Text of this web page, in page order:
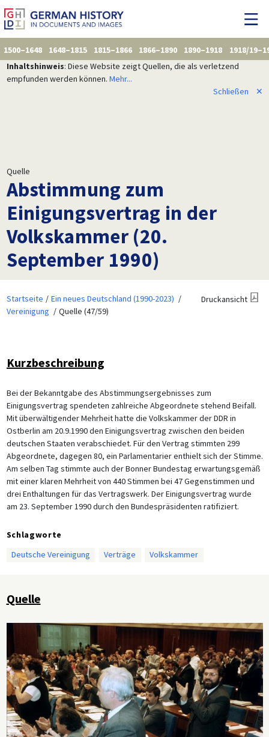
1500–1648 1648–1815 1815–1866 1866–1890 1890–1918
1918/
Inhaltshinweis: Diese Website zeigt Quellen, die als verletzend
empfunden werden können. Mehr...
Schließen
✕
Quelle
Abstimmung zum
Einigungsvertrag in der
Volkskammer (20.
September 1990)
Startseite
Ein neues Deutschland (1990-2023)
Vereinigung
Quelle (47/59)
Druckansicht
Kurzbeschreibung
Bei der Bekanntgabe des Abstimmungsergebnisses zum
Einigungsvertrag spendeten zahlreiche Abgeordnete stehend Beifall.
Mit überwältigender Mehrheit hatte die Volkskammer der DDR in
Ostberlin am 20.9.1990 den Einigungsvertrag zwischen den beiden
deutschen Staaten verabschiedet. Für den Vertrag stimmten 299
Abgeordnete, dagegen 80, ein Parlamentarier enthielt sich der Stimme.
Am selben Tag stimmte auch der Bonner Bundestag erwartungsgemäß
mit einer klaren Mehrheit von 440 Stimmen bei 47 Gegenstimmen und
drei Enthaltungen für das Vertragswerk. Der Einigungsvertrag wurde
am 23. September 1990 durch den Bundespräsidenten ratifiziert.
Schlagworte
Deutsche Vereinigung
Verträge Volkskammer
Quelle